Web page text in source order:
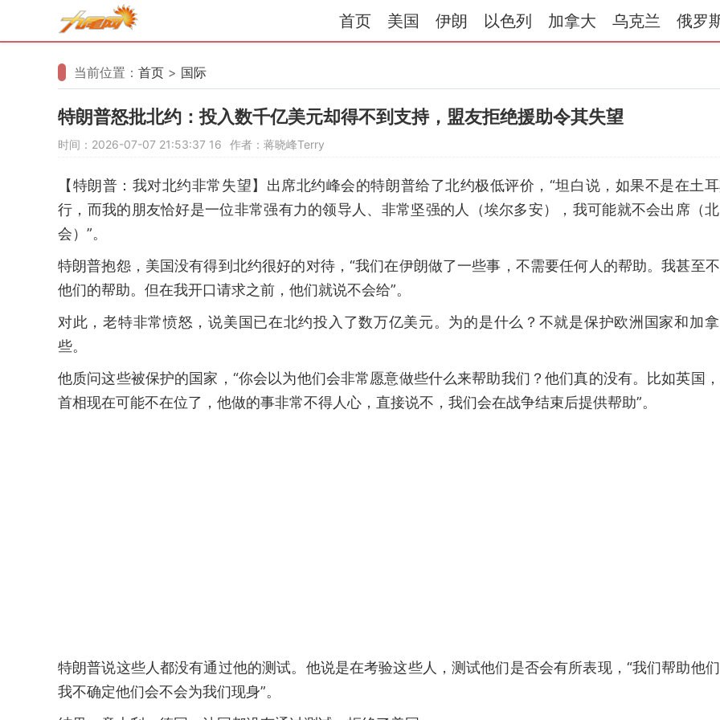
首页 美国 伊朗 以色列 加拿大 乌克兰 俄罗
当前位置： 首页 > 国际
特朗普怒批北约：投入数千亿美元却得不到支持，盟友拒绝援助令其失望
时间：2026-07-07 21:53:37 16 作者：蒋晓峰Terry
【特朗普：我对北约非常失望】出席北约峰会的特朗普给了北约极低评价，“坦白说，如果不是在土
行，而我的朋友恰好是一位非常强有力的领导人、非常坚强的人（埃尔多安），我可能就不会出席（
会）”。
特朗普抱怨，美国没有得到北约很好的对待，“我们在伊朗做了一些事，不需要任何人的帮助。我甚至
他们的帮助。但在我开口请求之前，他们就说不会给”。
对此，老特非常愤怒，说美国已在北约投入了数万亿美元。为的是什么？不就是保护欧洲国家和加
些。
他质问这些被保护的国家，“你会以为他们会非常愿意做些什么来帮助我们？他们真的没有。比如英国
首相现在可能不在位了，他做的事非常不得人心，直接说不，我们会在战争结束后提供帮助”。
特朗普说这些人都没有通过他的测试。他说是在考验这些人，测试他们是否会有所表现，“我们帮助他
我不确定他们会不会为我们现身”。